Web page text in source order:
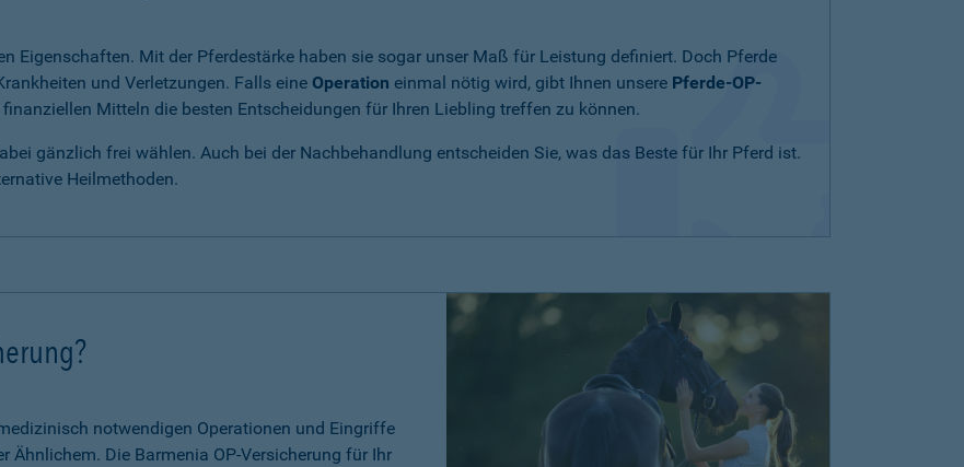
Eigenschaften. Mit der Pferdestärke haben sie sogar unser Maß für Leistung definiert. Doch Pferde
und Verletzungen. Falls eine Operation einmal nötig wird, gibt Ihnen unsere Pferde-OP-
Mitteln die besten Entscheidungen für Ihren Liebling treffen zu können.
gänzlich frei wählen. Auch bei der Nachbehandlung entscheiden Sie, was das Beste für Ihr Pferd ist.
Heilmethoden.
notwendigen Operationen und Eingriffe
Ähnlichem. Die Barmenia OP-Versicherung für Ihr